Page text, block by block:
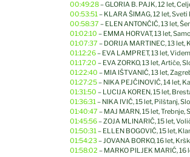
00:49:28– GLORIA B. PAJK, 12 let,
00:53:51– KLARA ŠIMAG, 12 let, Sveti
00:58:37 – ELEN ANTONČIČ, 13 let,
01:02:10 – EMMA HORVAT, 13 let,
01:07:37 – DORIJA MARTINEC, 13 let,
01:12:26– EVA LAMPRET, 13 let,
01:17:20 – EVA ZORKO, 13 let, Artiče,
01:22:40 – MIA IŠTVANIĆ, 13 let,
01:27:25– NIKA PEJČINOVIĆ, 14 let,
01:31:50 – LUCIJA KOREN, 15 let,
01:36:31– NIKA IVIČ, 15 let, Pilštanj,
01:40:47 – MAJ MARN, 15 let, Trebnje,
01:45:56– ZOJA MLINARIČ, 15 let,
01:50:31– ELLEN BOGOVIĆ, 15 let,
01:54:23– JOVANA BORKO, 16 let,
01:58:02 – MARKO PILJEK MARIĆ,